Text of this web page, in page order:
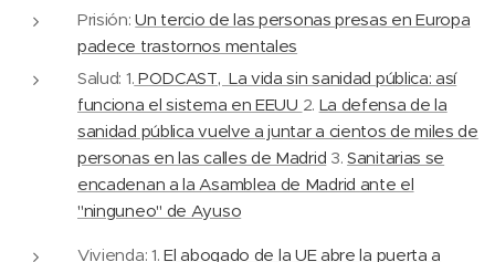
Prisión:Un tercio de las personas presas en Europa
padece trastornos mentales
Salud: 1. PODCAST, La vida sin sanidad pública: así
funciona el sistema en EEUU 2. La defensa de la
sanidad pública vuelve a juntar a cientos de miles de
personas en las calles de Madrid 3.Sanitarias se
encadenan a la Asamblea de Madrid ante el
"ninguneo" de Ayuso
Vivienda: 1.El abogado de la UE abre la puerta a